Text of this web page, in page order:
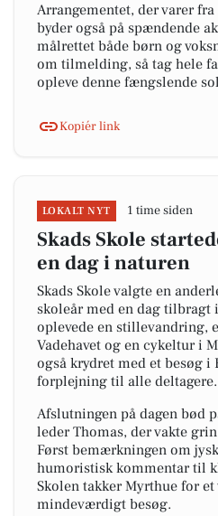
Arrangementet, der varer
byder også på spændende
målrettet både børn og
om tilmelding, så tag hele
opleve denne fængslende
Kopiér link
LOKALT NYT 1 time siden
Skads Skole
en dag i naturen
Skads Skole valgte en
skoleår med en dag tilbragt
oplevede en stillevandring,
Vadehavet og en cykeltur i
også krydret med et besøg i
forplejning til alle deltagere.
Afslutningen på dagen bød
leder Thomas, der vakte
Først bemærkningen om
humoristisk kommentar til
Skolen takker Myrthue for
mindeværdigt besøg.